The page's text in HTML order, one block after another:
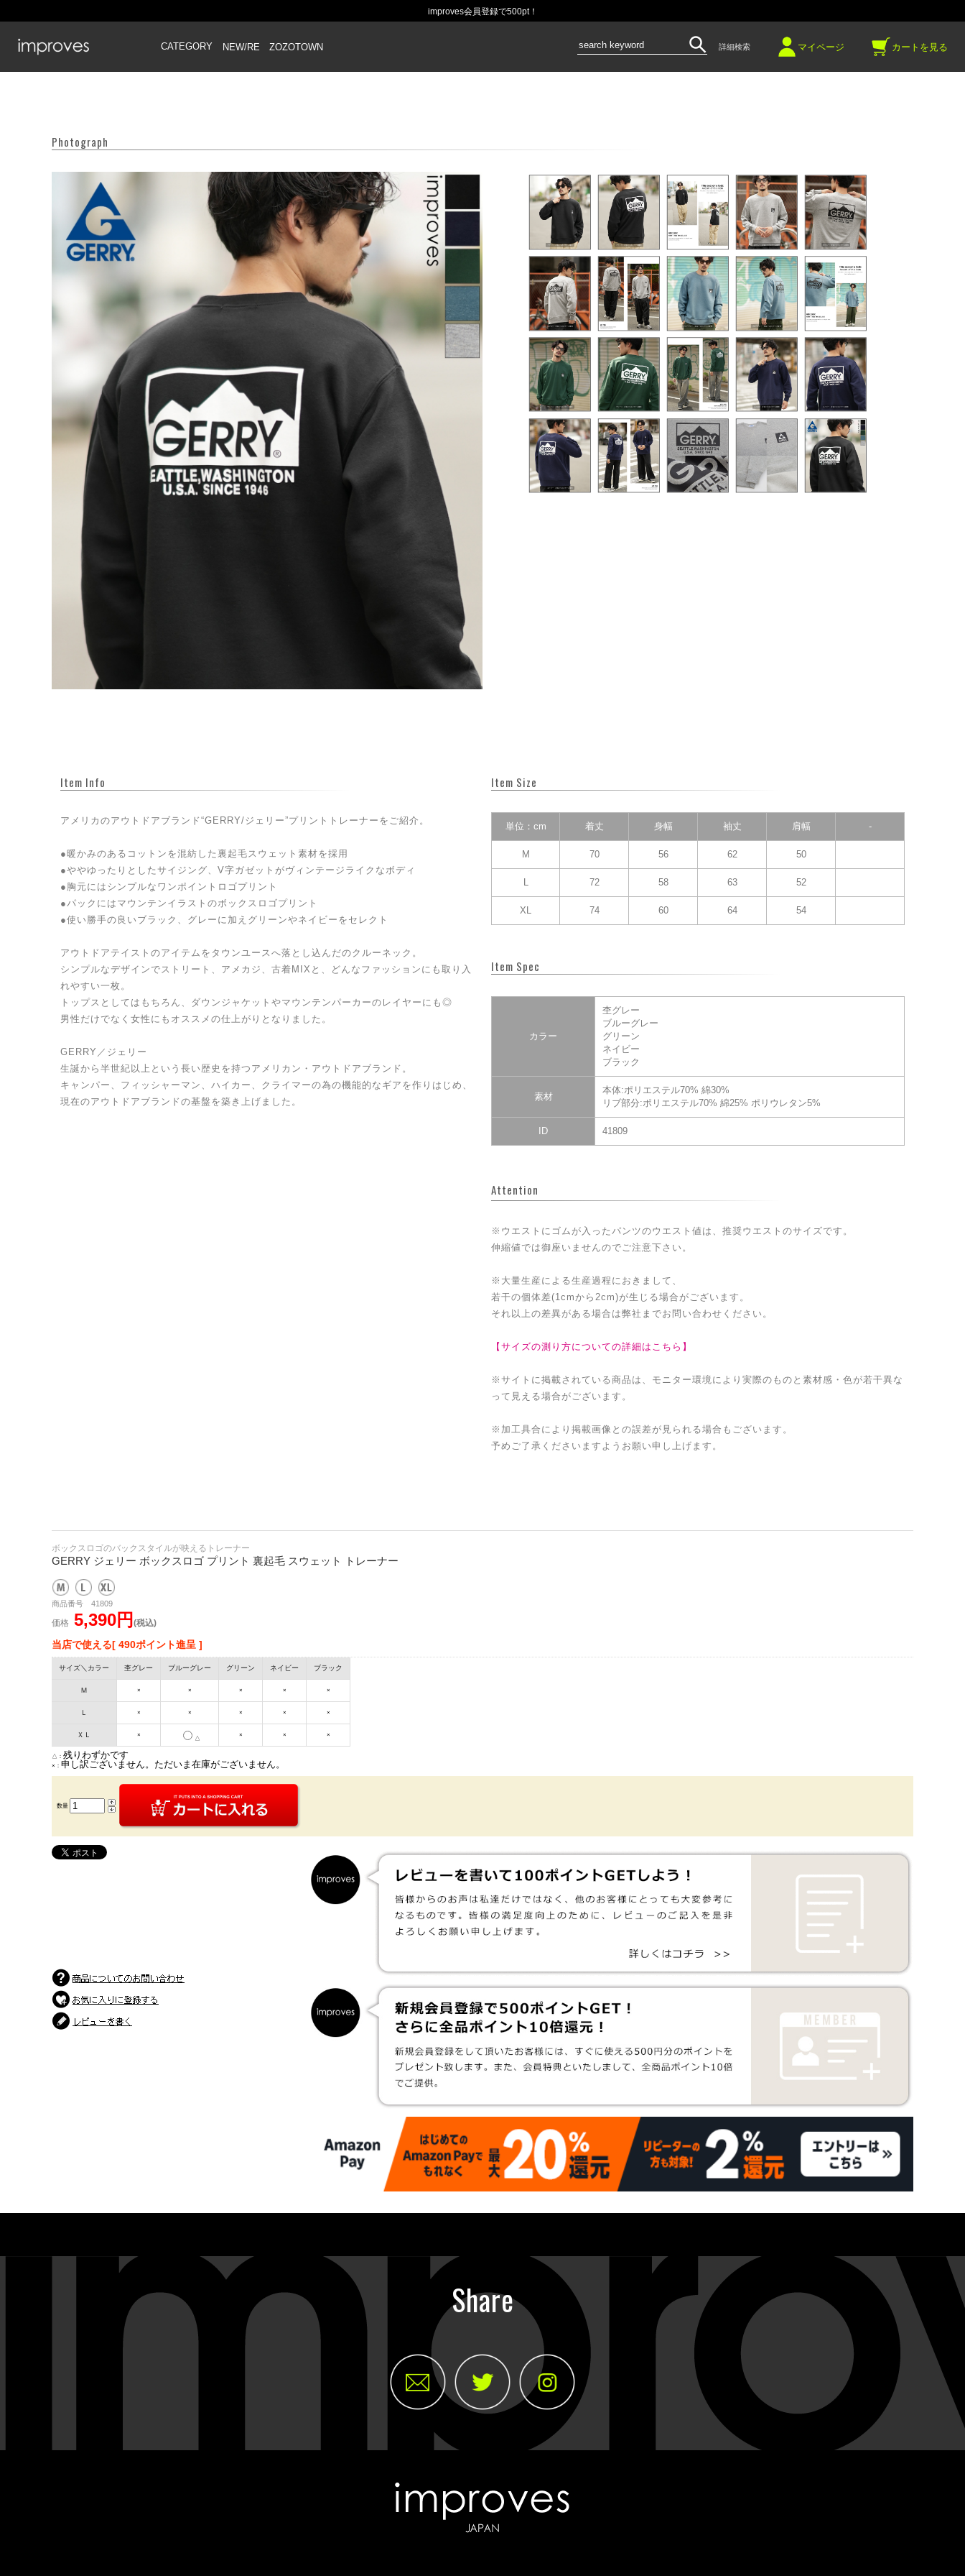
improves会員登録で500pt！
CATEGORY NEW/RE ZOZOTOWN 詳細検索 マイページ カートを見る
Photograph
Item Info
アメリカのアウトドアブランド“GERRY/ジェリー”プリントトレーナーをご紹介。
●暖かみのあるコットンを混紡した裏起毛スウェット素材を採用
●ややゆったりとしたサイジング、V字ガゼットがヴィンテージライクなボディ
●胸元にはシンプルなワンポイントロゴプリント
●パックにはマウンテンイラストのボックスロゴプリント
●使い勝手の良いブラック、グレーに加えグリーンやネイビーをセレクト
アウトドアテイストのアイテムをタウンユースへ落とし込んだのクルーネック。
シンプルなデザインでストリート、アメカジ、古着MIXと、どんなファッションにも取り入
れやすい一枚。
トップスとしてはもちろん、ダウンジャケットやマウンテンパーカーのレイヤーにも◎
男性だけでなく女性にもオススメの仕上がりとなりました。
GERRY／ジェリー
生誕から半世紀以上という長い歴史を持つアメリカン・アウトドアブランド。
キャンパー、フィッシャーマン、ハイカー、クライマーの為の機能的なギアを作りはじめ、
現在のアウトドアブランドの基盤を築き上げました。
Item Size
単位：cm 着丈 身幅 袖丈 肩幅 -
M 70 56 62 50
L 72 58 63 52
XL 74 60 64 54
Item Spec
カラー
杢グレー
ブルーグレー
グリーン
ネイビー
ブラック
素材
本体:ポリエステル70% 綿30%
リブ部分:ポリエステル70% 綿25% ポリウレタン5%
ID 41809
Attention
※ウエストにゴムが入ったパンツのウエスト値は、推奨ウエストのサイズです。
伸縮値では御座いませんのでご注意下さい。
※大量生産による生産過程におきまして、
若干の個体差(1cmから2cm)が生じる場合がございます。
それ以上の差異がある場合は弊社までお問い合わせください。
【サイズの測り方についての詳細はこちら】
※サイトに掲載されている商品は、モニター環境により実際のものと素材感・色が若干異な
って見える場合がございます。
※加工具合により掲載画像との誤差が見られる場合もございます。
予めご了承くださいますようお願い申し上げます。
ボックスロゴのバックスタイルが映えるトレーナー
GERRY ジェリー ボックスロゴ プリント 裏起毛 スウェット トレーナー
商品番号 41809
価格 5,390円 (税込)
当店で使える[ 490ポイント進呈 ]
サイズ＼カラー 杢グレー ブルーグレー グリーン ネイビー ブラック
Ｍ × × × × ×
Ｌ × × × × ×
ＸＬ ×
△
× × ×
△： 残りわずかです
×： 申し訳ございません。ただいま在庫がございません。
数量
Share